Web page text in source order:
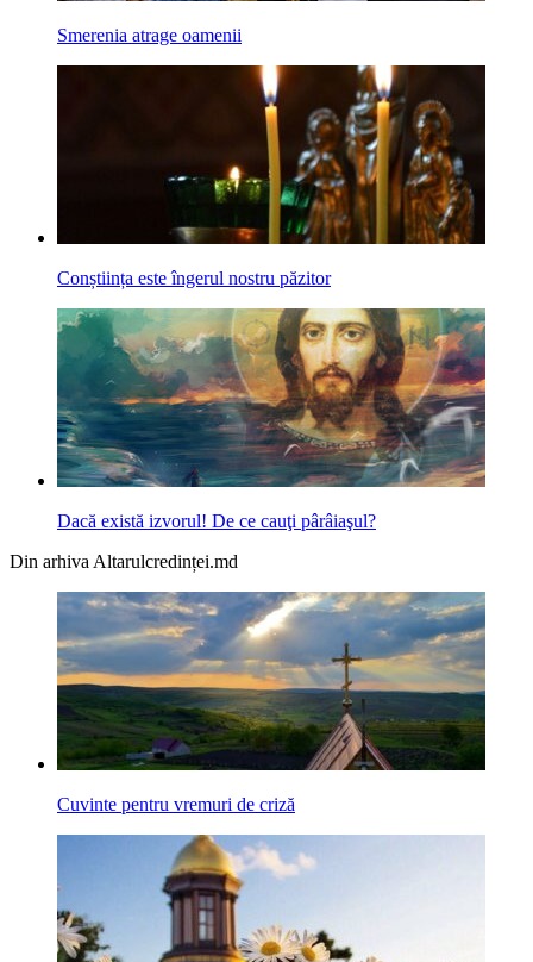
Smerenia atrage oamenii
Conștiința este îngerul nostru păzitor
Dacă există izvorul! De ce cauţi pârâiaşul?
Din arhiva Altarulcredinței.md
Cuvinte pentru vremuri de criză